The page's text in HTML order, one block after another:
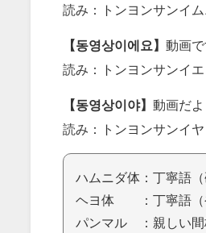
読み：トンヨンサンイ
【동영상이에요】 動画で
読み：トンヨンサンイエ
【동영상이야】 動画だよ
読み：トンヨンサンイヤ
ハムニダ体：丁寧語（
ヘヨ体 ：丁寧語（
パンマル ：親しい間